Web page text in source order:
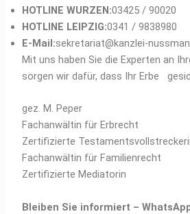
HOTLINE WURZEN:03425 / 90020
HOTLINE LEIPZIG:0341 / 9838980
E-Mail:sekretariat@kanzlei-
Mit uns haben Sie die Experten an
sorgen wir dafür, dass Ihr Erbe
gez. M. Peper
Fachanwältin für Erbrecht
Zertifizierte
Fachanwältin für Familienrecht
Zertifizierte Mediatorin
Bleiben Sie informiert –